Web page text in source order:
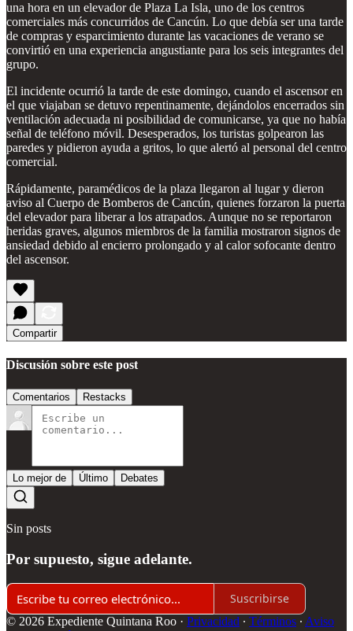
una hora en un elevador de Plaza La Isla, uno de los centros
comerciales más concurridos de Cancún. Lo que debía ser una tarde
de compras y esparcimiento durante las vacaciones de verano se
convirtió en una experiencia angustiante para los seis integrantes del
grupo.
El incidente ocurrió la tarde de este domingo, cuando el ascensor en
el que viajaban se detuvo repentinamente, dejándolos encerrados sin
ventilación adecuada ni posibilidad de comunicarse, ya que no había
señal de teléfono móvil. Desesperados, los turistas golpearon las
paredes y pidieron ayuda a gritos, lo que alertó al personal del centro
comercial.
Rápidamente, paramédicos de la plaza llegaron al lugar y dieron
aviso al Cuerpo de Bomberos de Cancún, quienes forzaron la puerta
del elevador para liberar a los atrapados. Aunque no se reportaron
heridas graves, algunos miembros de la familia mostraron signos de
ansiedad debido al encierro prolongado y al calor sofocante dentro
del ascensor.
Compartir
Discusión sobre este post
Comentarios Restacks
Lo mejor de Último Debates
Sin posts
Por supuesto, sigue adelante.
Suscribirse
© 2026 Expediente Quintana Roo · Privacidad ∙ Términos ∙ Aviso